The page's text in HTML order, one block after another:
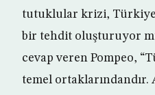
tutuklular krizi,
bir tehdit oluşturuyor
cevap veren Pompeo,
temel ortaklarındandır.